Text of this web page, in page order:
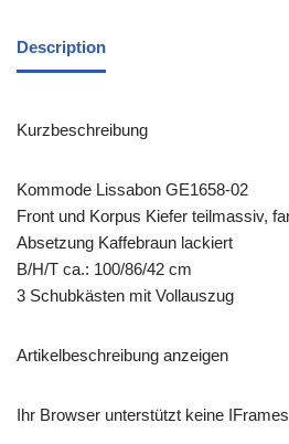
Description
Kurzbeschreibung
Kommode Lissabon GE1658-02
Front und Korpus Kiefer teilmassiv,
Absetzung Kaffebraun lackiert
B/H/T ca.: 100/86/42 cm
3 Schubkästen mit Vollauszug
Artikelbeschreibung anzeigen
Ihr Browser unterstützt keine